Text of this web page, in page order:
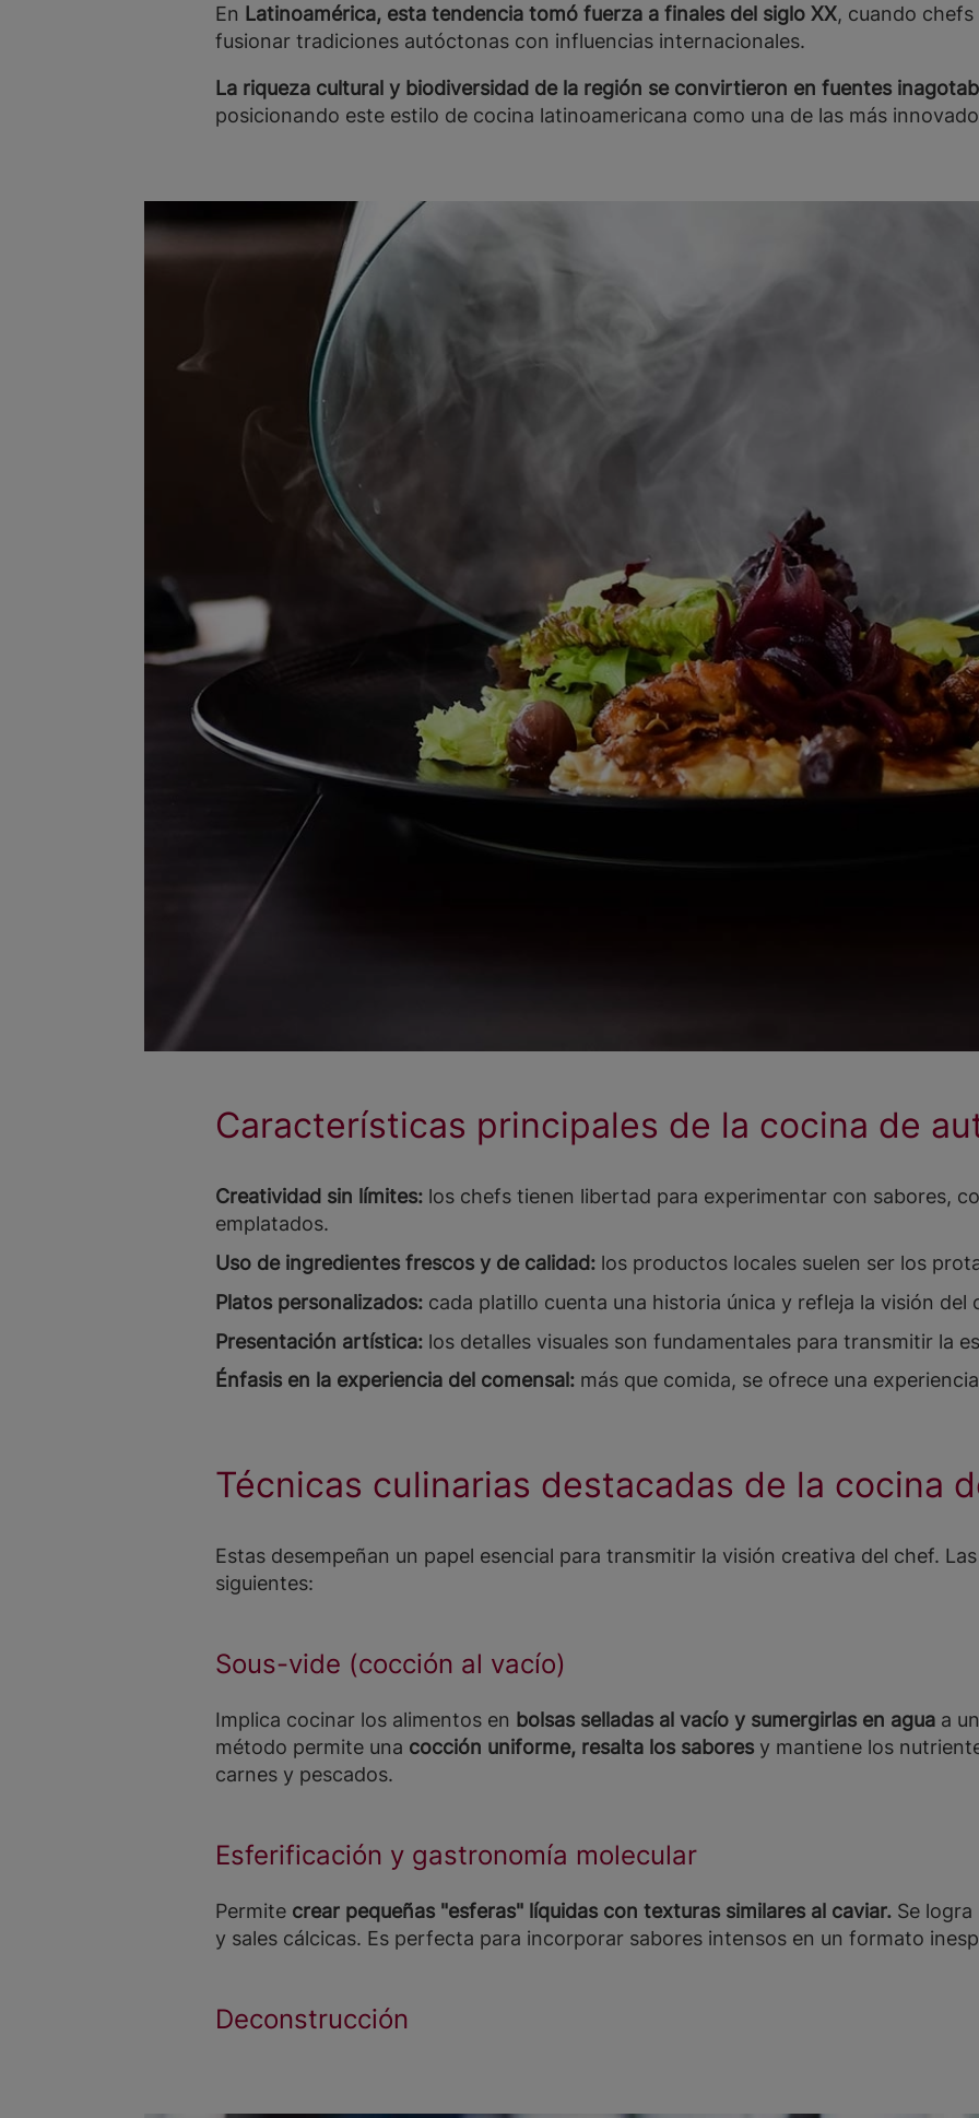
En Latinoamérica, esta tendencia tomó fuerza a finales del siglo XX, cuando
fusionar tradiciones autóctonas con influencias internacionales.
La riqueza cultural y biodiversidad de la región se convirtieron en fuentes
posicionando este estilo de cocina latinoamericana como una de las más
Características principales de la cocina de
Creatividad sin límites: los chefs tienen libertad para experimentar con sabores,
emplatados.
Uso de ingredientes frescos y de calidad: los productos locales suelen ser los
Platos personalizados: cada platillo cuenta una historia única y refleja la visión del
Presentación artística: los detalles visuales son fundamentales para transmitir la
Énfasis en la experiencia del comensal: más que comida, se ofrece una
Técnicas culinarias destacadas de la cocina
Estas desempeñan un papel esencial para transmitir la visión creativa del chef.
siguientes:
Sous-vide (cocción al vacío)
Implica cocinar los alimentos en bolsas selladas al vacío y sumergirlas en agua a
método permite una cocción uniforme, resalta los sabores y mantiene los
carnes y pescados.
Esferificación y gastronomía molecular
Permite crear pequeñas "esferas" líquidas con texturas similares al caviar. Se
y sales cálcicas. Es perfecta para incorporar sabores intensos en un formato
Deconstrucción